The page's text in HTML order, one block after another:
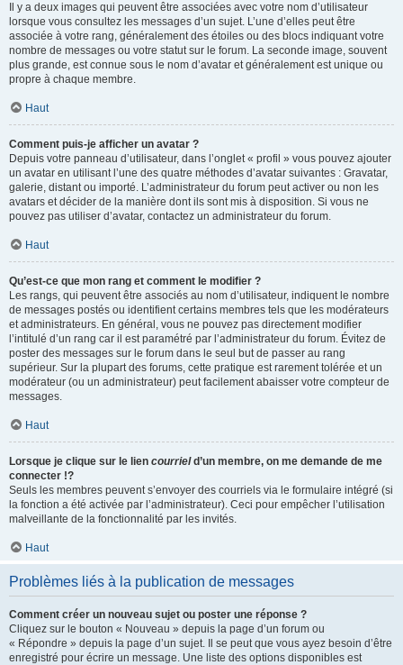
Il y a deux images qui peuvent être associées avec votre nom d’utilisateur
lorsque vous consultez les messages d’un sujet. L’une d’elles peut être
associée à votre rang, généralement des étoiles ou des blocs indiquant votre
nombre de messages ou votre statut sur le forum. La seconde image, souvent
plus grande, est connue sous le nom d’avatar et généralement est unique ou
propre à chaque membre.
Haut
Comment puis-je afficher un avatar ?
Depuis votre panneau d’utilisateur, dans l’onglet « profil » vous pouvez ajouter
un avatar en utilisant l’une des quatre méthodes d’avatar suivantes : Gravatar,
galerie, distant ou importé. L’administrateur du forum peut activer ou non les
avatars et décider de la manière dont ils sont mis à disposition. Si vous ne
pouvez pas utiliser d’avatar, contactez un administrateur du forum.
Haut
Qu’est-ce que mon rang et comment le modifier ?
Les rangs, qui peuvent être associés au nom d’utilisateur, indiquent le nombre
de messages postés ou identifient certains membres tels que les modérateurs
et administrateurs. En général, vous ne pouvez pas directement modifier
l’intitulé d’un rang car il est paramétré par l’administrateur du forum. Évitez de
poster des messages sur le forum dans le seul but de passer au rang
supérieur. Sur la plupart des forums, cette pratique est rarement tolérée et un
modérateur (ou un administrateur) peut facilement abaisser votre compteur de
messages.
Haut
Lorsque je clique sur le lien courrield’un membre, on me demande de me
connecter !?
Seuls les membres peuvent s’envoyer des courriels via le formulaire intégré (si
la fonction a été activée par l’administrateur). Ceci pour empêcher l’utilisation
malveillante de la fonctionnalité par les invités.
Haut
Problèmes liés à la publication de messages
Comment créer un nouveau sujet ou poster une réponse ?
Cliquez sur le bouton « Nouveau » depuis la page d’un forum ou
« Répondre » depuis la page d’un sujet. Il se peut que vous ayez besoin d’être
enregistré pour écrire un message. Une liste des options disponibles est